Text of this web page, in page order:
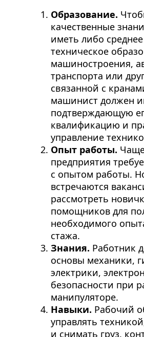
Образование.
качественные
иметь либо
техническое
машиностроения,
транспорта или
связанной с
машинист должен
подтверждающую
квалификацию и
управление
Опыт работы.
предприятия
с опытом работы.
встречаются
рассмотреть
помощников для
необходимого
стажа.
Знания. Работник
основы механики,
электрики,
безопасности при
манипуляторе.
Навыки. Рабочий
управлять
и снимать груз,